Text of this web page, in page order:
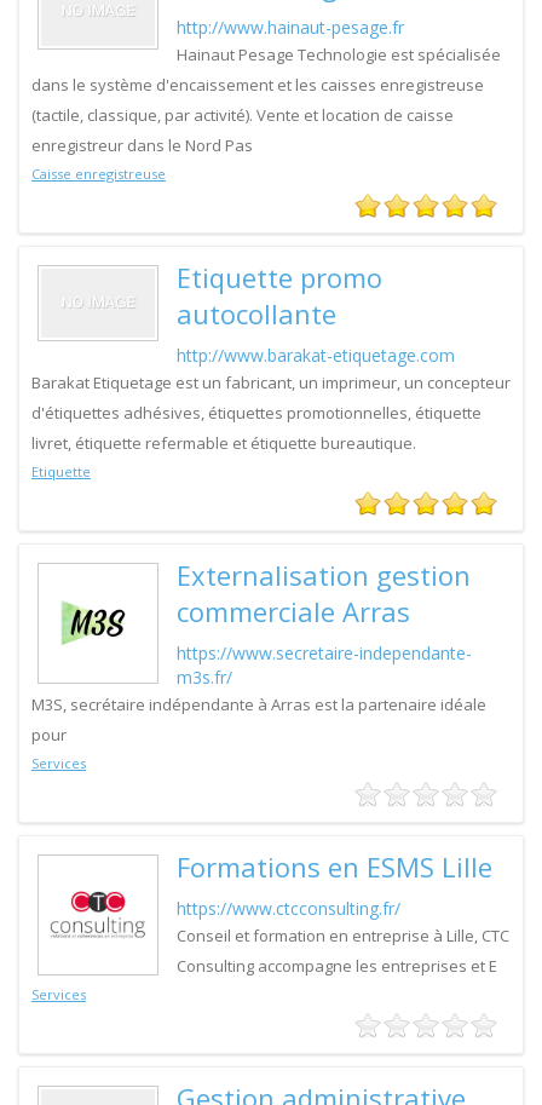
http://www.hainaut-pesage.fr
Hainaut Pesage Technologie est spécialisée
dans le système d'encaissement et les caisses enregistreuse
(tactile, classique, par activité). Vente et location de caisse
enregistreur dans le Nord Pas
Caisse enregistreuse
Etiquette promo
autocollante
http://www.barakat-etiquetage.com
Barakat Etiquetage est un fabricant, un imprimeur, un concepteur
d'étiquettes adhésives, étiquettes promotionnelles, étiquette
livret, étiquette refermable et étiquette bureautique.
Etiquette
Externalisation gestion
commerciale Arras
https://www.secretaire-independante-
m3s.fr/
M3S, secrétaire indépendante à Arras est la partenaire idéale
pour
Services
Formations en ESMS Lille
https://www.ctcconsulting.fr/
Conseil et formation en entreprise à Lille, CTC
Consulting accompagne les entreprises et E
Services
Gestion administrative